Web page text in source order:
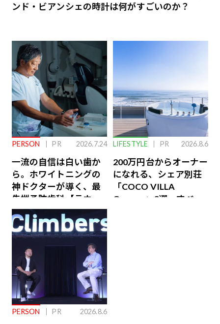
ンド・ビアンシェの時計は何がすごいのか？
PERSON PR 2026.7.24
一流の自信は白い歯か
ら。ホワイトニングの
神ドクターが導く、最
先端予防歯科【ラウン
ジ会員特典あり】
LIFESTYLE PR 2026.8.6
200万円台からオーナー
になれる、シェア別荘
「COCO VILLA
Owners」3選。すべて
PERSON PR 2026.8.6